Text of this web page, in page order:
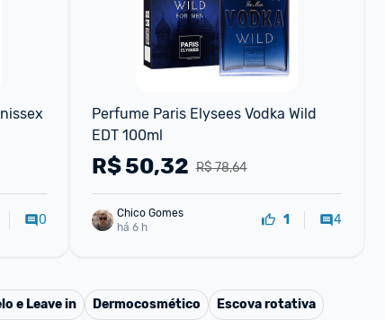
0
Perfume Paris Elysees Vodka Wild
EDT 100ml
R$ 78,64
R$50,32
Chico Gomes
há 6 h
1 4
e Leave in Dermocosmético Escova rotativa